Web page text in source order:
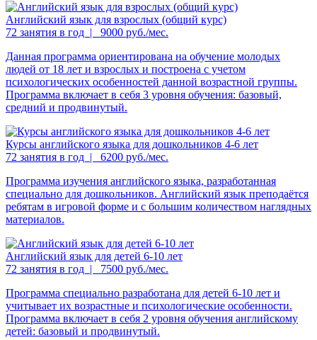
Английский язык для взрослых (общий курс)
72 занятия в год | 9000 руб./мес.
Данная программа ориентирована на обучение молодых
людей от 18 лет и взрослых и построена с учетом
психологических особенностей данной возрастной группы.
Программа включает в себя 3 уровня обучения: базовый,
средний и продвинутый.
Курсы английского языка для дошкольников 4-6 лет
72 занятия в год | 6200 руб./мес.
Программа изучения английского языка, разработанная
специально для дошкольников. Английский язык преподаётся
ребятам в игровой форме и с большим количеством наглядных
материалов.
Английский язык для детей 6-10 лет
72 занятия в год | 7500 руб./мес.
Программа специально разработана для детей 6-10 лет и
учитывает их возрастные и психологические особенности.
Программа включает в себя 2 уровня обучения английскому
детей: базовый и продвинутый.